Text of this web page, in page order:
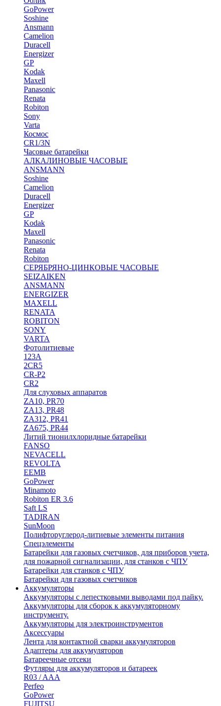
GoPower
Soshine
Ansmann
Camelion
Duracell
Energizer
GP
Kodak
Maxell
Panasonic
Renata
Robiton
Sony
Varta
Космос
CR1/3N
Часовые батарейки
АЛКАЛИНОВЫЕ ЧАСОВЫЕ
ANSMANN
Soshine
Camelion
Duracell
Energizer
GP
Kodak
Maxell
Panasonic
Renata
Robiton
СЕРЯБРЯНО-ЦИНКОВЫЕ ЧАСОВЫЕ
SEIZAIKEN
ANSMANN
ENERGIZER
MAXELL
RENATA
ROBITON
SONY
VARTA
Фотолитиевые
123A
2CR5
CR-P2
CR2
Для слуховых аппаратов
ZA10, PR70
ZA13, PR48
ZA312, PR41
ZA675, PR44
Литий тионилхлоридные батарейки
FANSO
NEVACELL
REVOLTA
EEMB
GoPower
Minamoto
Robiton ER 3.6
Saft LS
TADIRAN
SunMoon
Полифторуглерод-литиевые элементы питания
Спецэлементы
Батарейки для газовых счетчиков, для приборов учета,
для пожарной сигнализации, для станков с ЧПУ
Батарейки для станков с ЧПУ
Батарейки для газовых счетчиков
Аккумуляторы
Аккумуляторы с лепестковыми выводами под пайку.
Аккумуляторы для сборок к аккумуляторному
инструменту.
Аккумуляторы для электроинструментов
Аксессуары
Лента для контактной сварки аккумуляторов
Адаптеры для аккумуляторов
Батареечные отсеки
Футляры для аккумуляторов и батареек
R03 / AAA
Perfeo
GoPower
FUJITSU